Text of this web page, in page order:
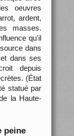
oeuvres
ardent,
masses.
qu'il
dans
dans ses
depuis
(État
statué par
la Haute-
peine